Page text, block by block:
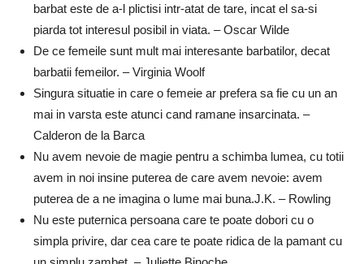
barbat este de a-l plictisi intr-atat de tare, incat el sa-si
piarda tot interesul posibil in viata. – Oscar Wilde
De ce femeile sunt mult mai interesante barbatilor, decat
barbatii femeilor. – Virginia Woolf
Singura situatie in care o femeie ar prefera sa fie cu un an
mai in varsta este atunci cand ramane insarcinata. –
Calderon de la Barca
Nu avem nevoie de magie pentru a schimba lumea, cu totii
avem in noi insine puterea de care avem nevoie: avem
puterea de a ne imagina o lume mai buna.J.K. – Rowling
Nu este puternica persoana care te poate dobori cu o
simpla privire, dar cea care te poate ridica de la pamant cu